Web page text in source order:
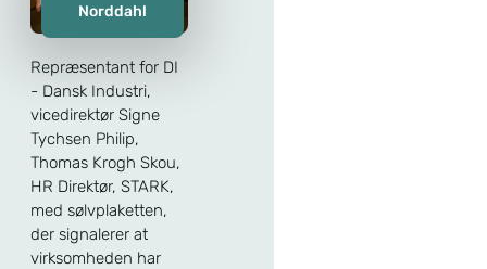
Norddahl
Repræsentant for DI
- Dansk Industri,
vicedirektør Signe
Tychsen Philip,
Thomas Krogh Skou,
HR Direktør, STARK,
med sølvplaketten,
der signalerer at
virksomheden har